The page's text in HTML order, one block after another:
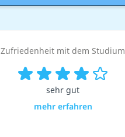
Zufriedenheit mit dem Studium
sehr gut
mehr erfahren